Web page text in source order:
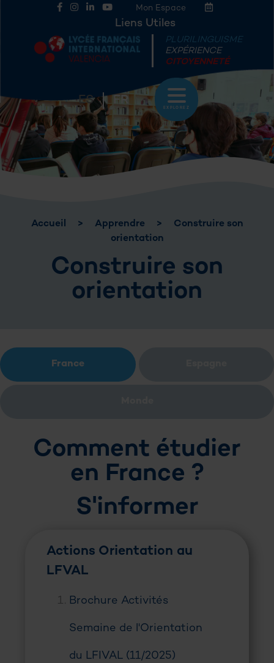
Mon Espace
PLURILINGUISME
EXPÉRIENCE
CITOYENNETÉ
ES FR
EXPLOREZ
Liens Utiles
Accueil > Apprendre >
Construire son
orientation
Construire son
orientation
France
Comment étudier
en France ?
S'informer
Actions Orientation au
LFVAL
Brochure Activités
Semaine de l'Orientation
du LFIVAL (11/2025)